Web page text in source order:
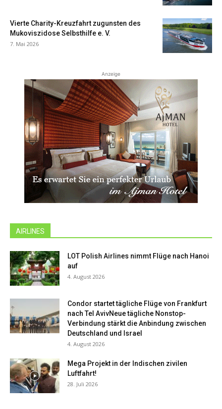
Vierte Charity-Kreuzfahrt zugunsten des
Mukoviszidose Selbsthilfe e. V.
7. Mai 2026
Anzeige
AIRLINES
LOT Polish Airlines nimmt Flüge nach Hanoi
auf
4. August 2026
Condor startet tägliche Flüge von Frankfurt
nach Tel AvivNeue tägliche Nonstop-
Verbindung stärkt die Anbindung zwischen
Deutschland und Israel
4. August 2026
Mega Projekt in der Indischen zivilen
Luftfahrt!
28. Juli 2026